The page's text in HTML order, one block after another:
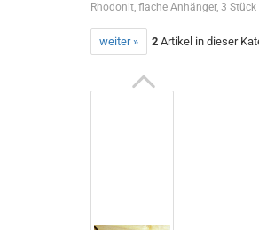
Rhodonit, flache Anhänger, 3 Stück
weiter » 2 Artikel in dieser